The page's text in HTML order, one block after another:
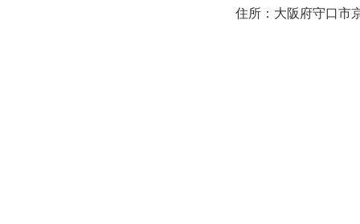
住所：大阪府守口市